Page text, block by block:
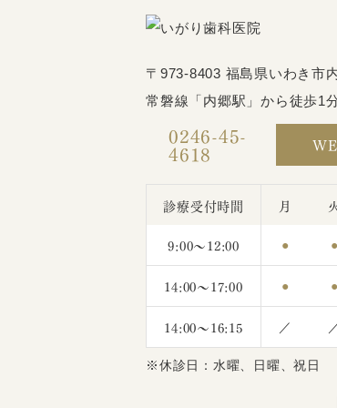
〒973-8403 福島県いわき市
常磐線「内郷駅」から徒歩1
0246-45-
4618
診療受付時間 月
9:00〜12:00
● ●
14:00〜17:00 ● ●
14:00〜16:15 ／
※休診日：水曜、日曜、祝日